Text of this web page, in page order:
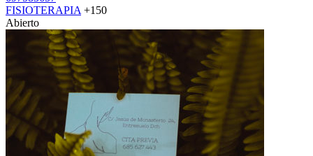
FISIOTERAPIA +150
Abierto